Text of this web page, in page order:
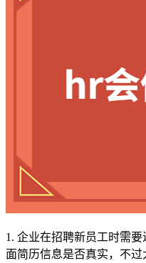
1. 企业在招聘新员工时需
面简历信息是否真实，不